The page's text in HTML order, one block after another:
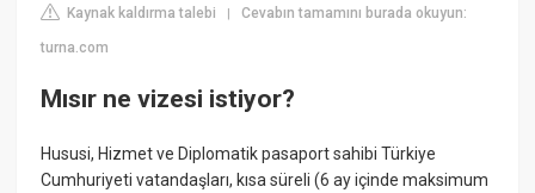
Kaynak kaldırma talebi |Cevabın tamamını burada okuyun:
turna.com
Mısır ne vizesi istiyor?
Hususi, Hizmet ve Diplomatik pasaport sahibi Türkiye
Cumhuriyeti vatandaşları, kısa süreli (6 ay içinde maksimum